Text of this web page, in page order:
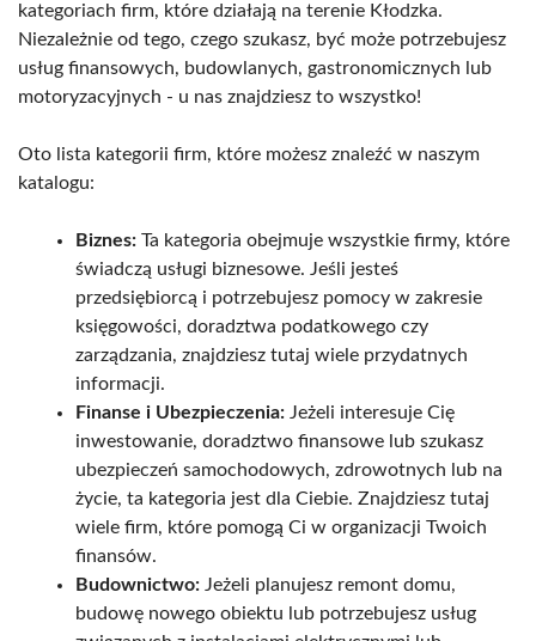
kategoriach firm, które działają na terenie Kłodzka.
Niezależnie od tego, czego szukasz, być może potrzebujesz
usług finansowych, budowlanych, gastronomicznych lub
motoryzacyjnych - u nas znajdziesz to wszystko!
Oto lista kategorii firm, które możesz znaleźć w naszym
katalogu:
Biznes: Ta kategoria obejmuje wszystkie firmy, które
świadczą usługi biznesowe. Jeśli jesteś
przedsiębiorcą i potrzebujesz pomocy w zakresie
księgowości, doradztwa podatkowego czy
zarządzania, znajdziesz tutaj wiele przydatnych
informacji.
Finanse i Ubezpieczenia: Jeżeli interesuje Cię
inwestowanie, doradztwo finansowe lub szukasz
ubezpieczeń samochodowych, zdrowotnych lub na
życie, ta kategoria jest dla Ciebie. Znajdziesz tutaj
wiele firm, które pomogą Ci w organizacji Twoich
finansów.
Budownictwo: Jeżeli planujesz remont domu,
budowę nowego obiektu lub potrzebujesz usług